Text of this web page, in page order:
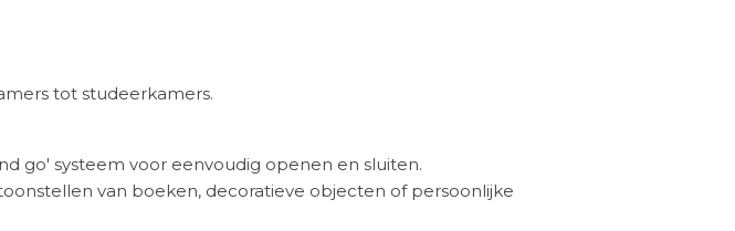
tot studeerkamers.
go' systeem voor eenvoudig openen en sluiten.
van boeken, decoratieve objecten of persoonlijke